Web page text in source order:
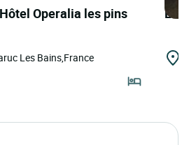
Operalia les pins
Les Bains,France